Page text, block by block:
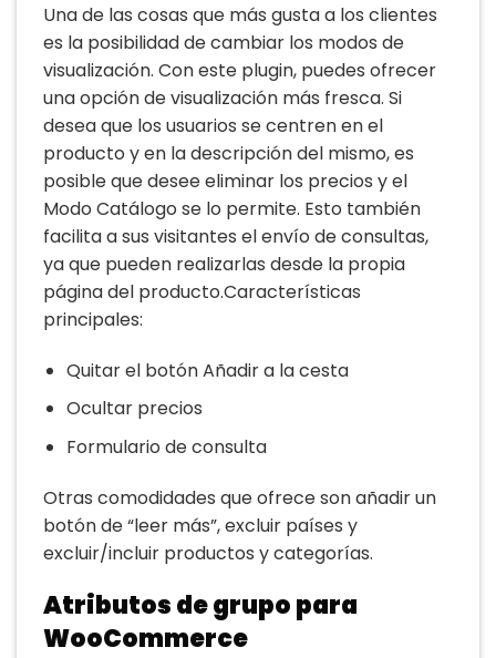
Una de las cosas que más gusta a los clientes
es la posibilidad de cambiar los modos de
visualización. Con este plugin, puedes ofrecer
una opción de visualización más fresca. Si
desea que los usuarios se centren en el
producto y en la descripción del mismo, es
posible que desee eliminar los precios y el
Modo Catálogo se lo permite. Esto también
facilita a sus visitantes el envío de consultas,
ya que pueden realizarlas desde la propia
página del producto.Características
principales:
Quitar el botón Añadir a la cesta
Ocultar precios
Formulario de consulta
Otras comodidades que ofrece son añadir un
botón de “leer más”, excluir países y
excluir/incluir productos y categorías.
Atributos de grupo para
WooCommerce